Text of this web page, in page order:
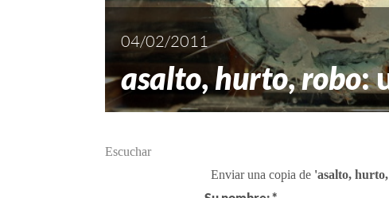
04/02/2011
asalto,hurto,robo:
Escuchar
Enviar una copia de 'asalto,